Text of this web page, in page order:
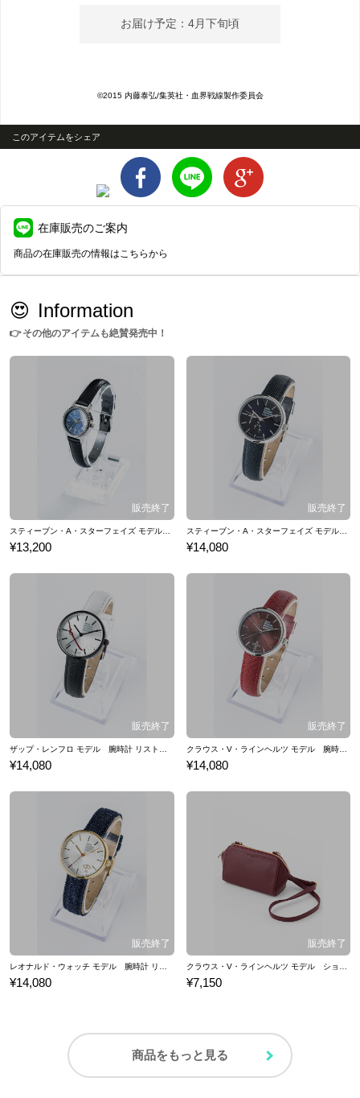
お届け予定：4月下旬頃
©2015 内藤泰弘/集英社・血界戦線製作委員会
このアイテムをシェア
在庫販売のご案内
商品の在庫販売の情報はこちらから
😍 Information
👉その他のアイテムも絶賛発売中！
¥13,200
スティーブン・A・スターフェイズ モデル 腕時計 リストウォッチ 血界戦線 & BEYOND
¥14,080
¥14,080
クラウス・V・ラインヘルツ モデル 腕時計 リストウォッチ 血界戦線 & BEYOND
¥14,080
¥14,080 ¥7,150
商品をもっと見る